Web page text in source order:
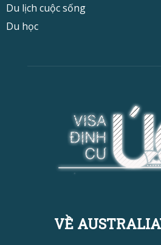
Du lịch cuộc sống
Du học
VỀ